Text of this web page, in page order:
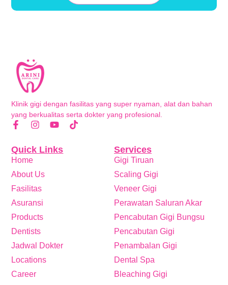
Klinik gigi dengan fasilitas yang super nyaman, alat dan bahan
yang berkualitas serta dokter yang profesional.
Services
Gigi Tiruan
Scaling Gigi
Veneer Gigi
Perawatan Saluran Akar
Pencabutan Gigi Bungsu
Pencabutan Gigi
Penambalan Gigi
Dental Spa
Bleaching Gigi
Quick Links
Home
About Us
Fasilitas
Asuransi
Products
Dentists
Jadwal Dokter
Locations
Career